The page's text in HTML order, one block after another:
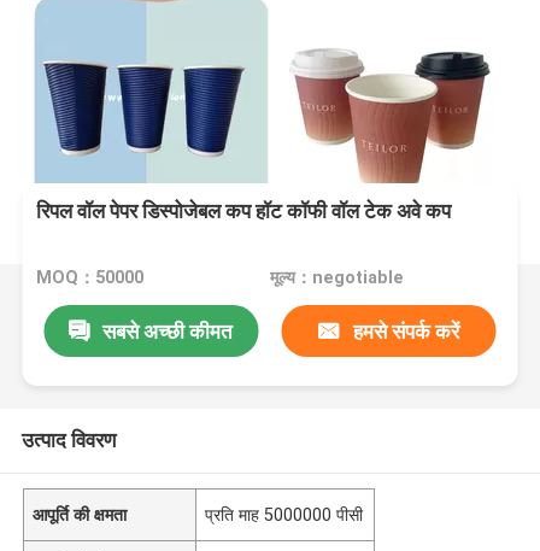
रिपल वॉल पेपर डिस्पोजेबल कप हॉट कॉफी वॉल टेक अवे कप
MOQ：50000 मूल्य：negotiable
सबसे अच्छी कीमत हमसे संपर्क करें
उत्पाद विवरण
आपूर्ति की क्षमता प्रति माह 5000000 पीसी